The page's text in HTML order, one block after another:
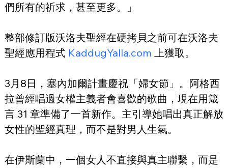
們所有的祈求，甚至更多。」
整部修訂版沃洛夫聖經在硬拷貝之前可在沃洛夫
聖經應用程式 KaddugYalla.com 上獲取。
3月8日，塞內加爾計畫慶祝「婦女節」。阿格西
拉曾經唱過女權主義者會喜歡的歌曲，現在用箴
言 31 章準備了一首新作。主引導她唱出真正解放
女性的聖經真理，而不是對男人生氣。
在伊斯蘭中，一個女人不直接與真主聯繫，而是